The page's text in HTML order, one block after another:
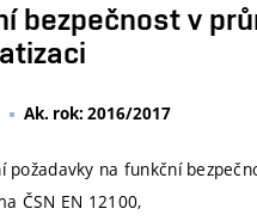
bezpečnost v
Ak. rok: 2016/2017
požadavky na funkční
ČSN EN 12100,